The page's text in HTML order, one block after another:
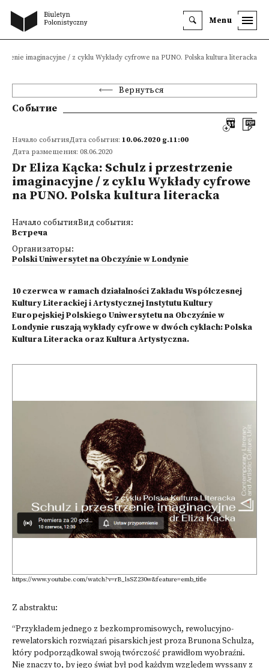
Menu
imaginacyjne / z cyklu Wykłady cyfrowe na PUNO. Polska kultura literacka
Вернуться
Событие
Начало событияДата события: 10.06.2020 g.11:00
Дата размещения: 08.06.2020
Dr Eliza Kącka: Schulz i przestrzenie
imaginacyjne / z cyklu Wykłady cyfrowe
na PUNO. Polska kultura literacka
Начало событияВид события:
Встреча
Организаторы:
Polski Uniwersytet na Obczyźnie w Londynie
10 czerwca w ramach działalności Zakładu Współczesnej
Kultury Literackiej i Artystycznej Instytutu Kultury
Europejskiej Polskiego Uniwersytetu na Obczyźnie w
Londynie ruszają wykłady cyfrowe w dwóch cyklach: Polska
Kultura Literacka oraz Kultura Artystyczna.
https://www.youtube.com/watch?v=rB_lsSZ230w&feature=emb_title
Z abstraktu:
“Przykładem jednego z bezkompromisowych, rewolucyjno-
rewelatorskich rozwiązań pisarskich jest proza Brunona Schulza,
który podporządkował swoją twórczość prawidłom wyobraźni.
Nie znaczy to, by jego świat był pod każdym względem wyssany z